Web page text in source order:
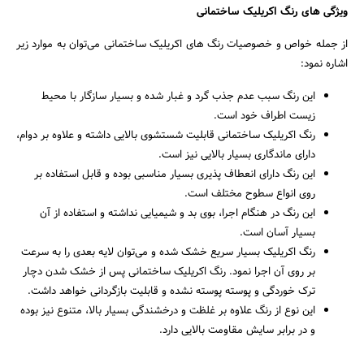
ویژگی‌ های رنگ اکریلیک ساختمانی
از جمله خواص و خصوصیات رنگ‌ های اکریلیک ساختمانی می‌توان به موارد زیر
اشاره نمود:
این رنگ سبب عدم جذب گرد و غبار شده و بسیار سازگار با محیط‌
زیست اطراف خود است.
رنگ اکریلیک ساختمانی قابلیت شستشوی بالایی داشته و علاوه‌ بر دوام،
دارای ماندگاری بسیار بالایی نیز است.
این رنگ دارای انعطاف‌ پذیری بسیار مناسبی بوده و قابل استفاده بر
روی انواع سطوح مختلف است.
این رنگ در هنگام اجرا، بوی بد و شیمیایی نداشته و استفاده از آن
بسیار آسان است.
رنگ اکریلیک بسیار سریع خشک‌ شده و می‌توان لایه بعدی را به‌ سرعت
بر روی آن اجرا نمود. رنگ اکریلیک ساختمانی پس‌ از خشک شدن دچار
ترک خوردگی و پوسته‌ پوسته نشده و قابلیت بازگردانی خواهد داشت.
این نوع از رنگ علاوه‌ بر غلظت و درخشندگی بسیار بالا، متنوع نیز بوده
و در برابر سایش مقاومت بالایی دارد.